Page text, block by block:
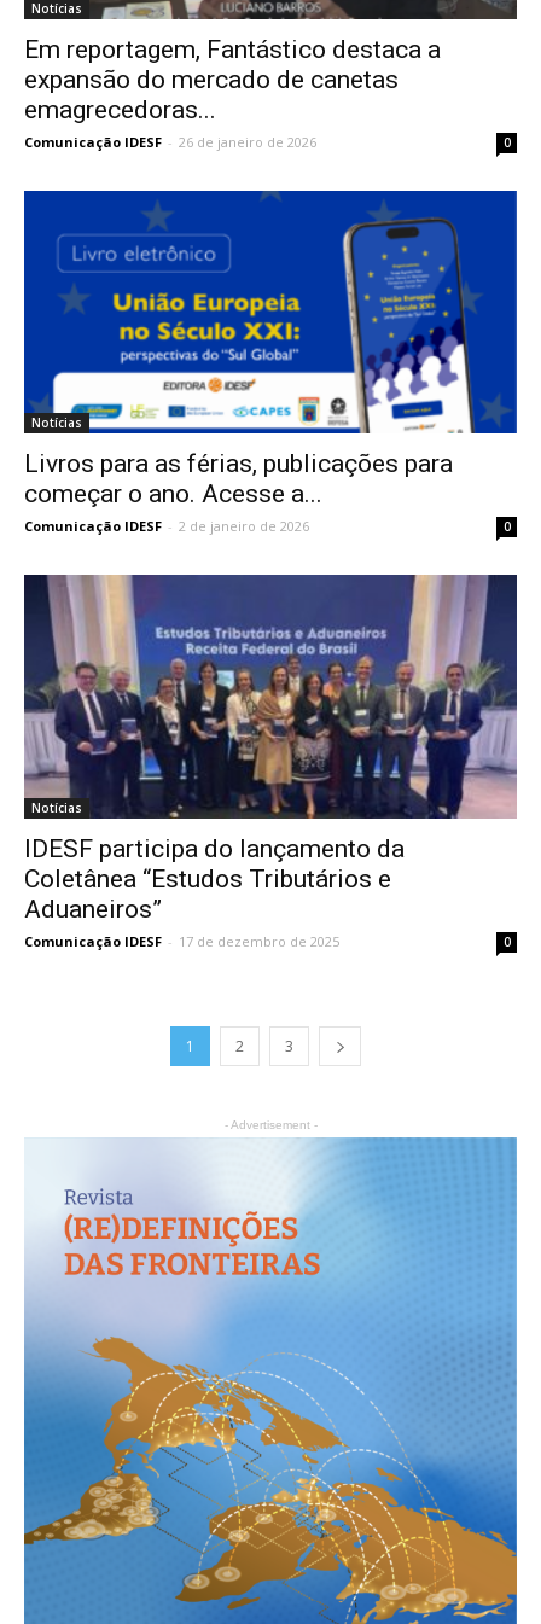
Notícias
Em reportagem, Fantástico destaca a
expansão do mercado de canetas
emagrecedoras...
Comunicação IDESF - 26 de janeiro de 2026 0
Notícias
Livros para as férias, publicações para
começar o ano. Acesse a...
Comunicação IDESF - 2 de janeiro de 2026 0
Notícias
IDESF participa do lançamento da
Coletânea “Estudos Tributários e
Aduaneiros”
Comunicação IDESF - 17 de dezembro de 2025 0
1 2 3
- Advertisement -